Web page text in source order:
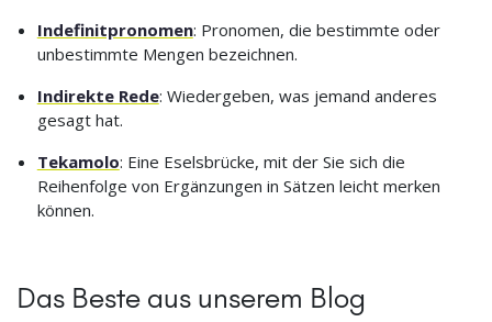
Indefinitpronomen: Pronomen, die bestimmte oder
unbestimmte Mengen bezeichnen.
Indirekte Rede: Wiedergeben, was jemand anderes
gesagt hat.
Tekamolo: Eine Eselsbrücke, mit der Sie sich die
Reihenfolge von Ergänzungen in Sätzen leicht merken
können.
Das Beste aus unserem Blog